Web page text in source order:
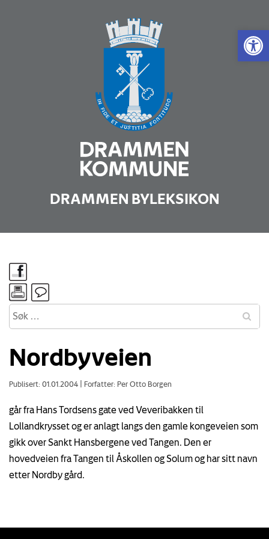
Vis
DRAMMEN BYLEKSIKON
Nordbyveien
Publisert: 01.01.2004 Forfatter: Per Otto Borgen
går fra Hans Tordsens gate ved Veveribakken til
Lollandkrysset og er anlagt langs den gamle kongeveien som
gikk over Sankt Hansbergene ved Tangen. Den er
hovedveien fra Tangen til Åskollen og Solum og har sitt navn
etter Nordby gård.